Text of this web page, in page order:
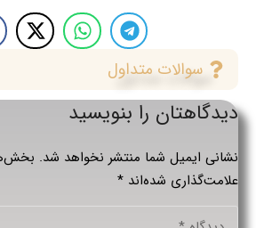
سوالات متداول
دیدگاهتان را بنویسید
نشانی ایمیل شما منتشر نخواهد شد.
علامت‌گذاری شده‌اند *